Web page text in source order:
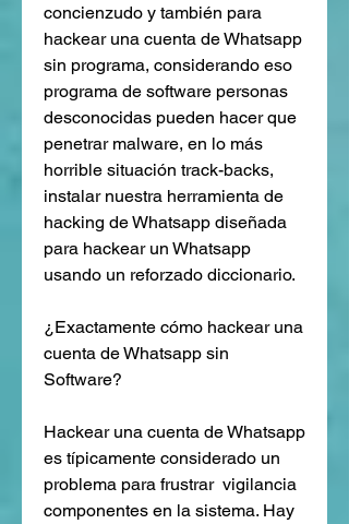
concienzudo y también para
hackear una cuenta de Whatsapp
sin programa, considerando eso
programa de software personas
desconocidas pueden hacer que
penetrar malware, en lo más
horrible situación track-backs,
instalar nuestra herramienta de
hacking de Whatsapp diseñada
para hackear un Whatsapp
usando un reforzado diccionario.
¿Exactamente cómo hackear una
cuenta de Whatsapp sin
Software?
Hackear una cuenta de Whatsapp
es típicamente considerado un
problema para frustrar  vigilancia
componentes en la sistema. Hay